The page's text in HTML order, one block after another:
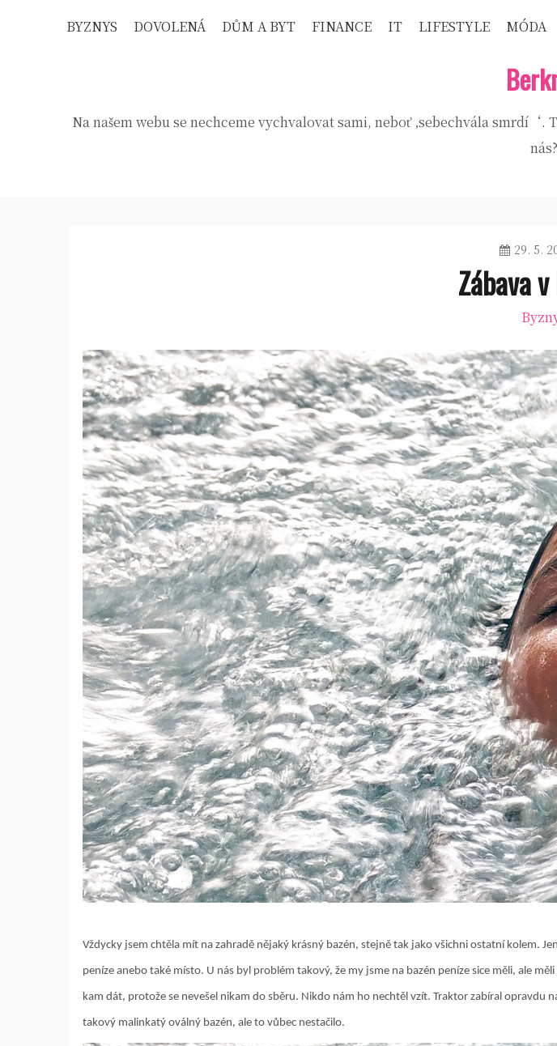
BYZNYS DOVOLENÁ DŮM A BYT FINANCE IT LIFESTYLE MÓDA
Na našem webu se nechceme vychvalovat sami, neboť ‚sebechvála
nás?
29. 5.
Zábava
Vždycky jsem chtěla mít na zahradě nějaký krásný bazén, stejně tak jako všichni ostatní kolem.
peníze anebo také místo. U nás byl problém takový, že my jsme na bazén peníze sice měli, ale
kam dát, protože se nevešel nikam do sběru. Nikdo nám ho nechtěl vzít. Traktor zabíral opravdu
takový malinkatý oválný bazén, ale to vůbec nestačilo.